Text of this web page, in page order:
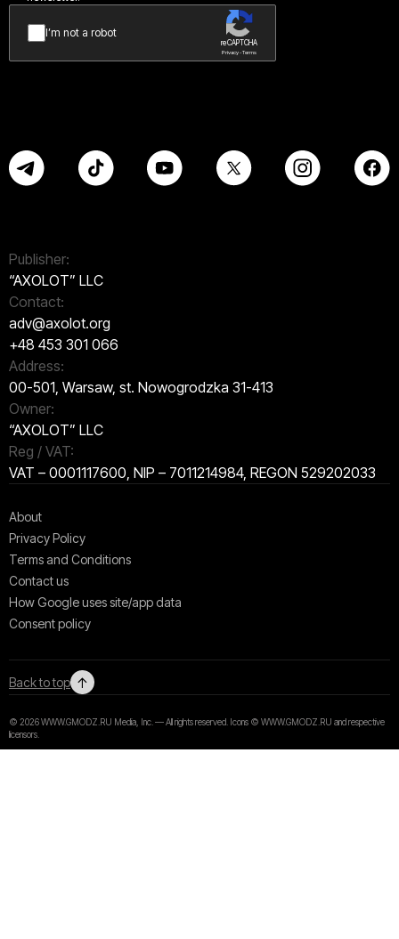
I’m not a robot
reCAPTCHA
Privacy - Terms
Publisher:
“AXOLOT” LLC
Contact:
adv@axolot.org
+48 453 301 066
Address:
00-501, Warsaw, st. Nowogrodzka 31-413
Owner:
“AXOLOT” LLC
Reg / VAT:
VAT – 0001117600, NIP – 7011214984, REGON 529202033
About
Privacy Policy
Terms and Conditions
Contact us
How Google uses site/app data
Сonsent policy
Back to top ↑
© 2026 WWW.GMODZ.RU Media, Inc. — All rights reserved. Icons © WWW.GMODZ.RU and respective
licensors.